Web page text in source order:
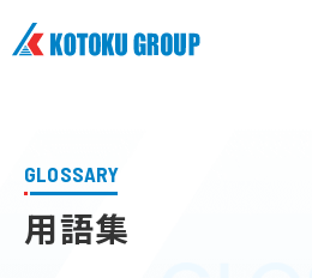
株式会社興徳
GLOSSARY
用語集